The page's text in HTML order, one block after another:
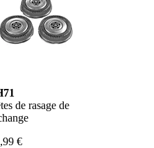
de rasage de
€